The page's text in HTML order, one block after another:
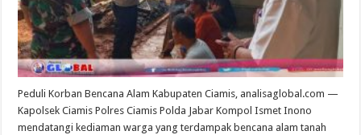
Peduli Korban Bencana Alam Kabupaten Ciamis, analisaglobal.com —
Kapolsek Ciamis Polres Ciamis Polda Jabar Kompol Ismet Inono
mendatangi kediaman warga yang terdampak bencana alam tanah